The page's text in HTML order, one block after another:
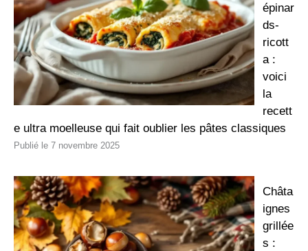
épinar
ds-
ricott
a :
voici
la
recett
e ultra moelleuse qui fait oublier les pâtes classiques
7 novembre 2025
Châta
ignes
grillée
s :